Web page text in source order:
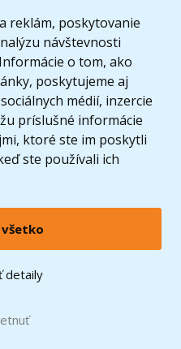
reklám, poskytovanie
návštevnosti
o tom, ako
poskytujeme aj
médií, inzercie
príslušné informácie
ktoré ste im poskytli
ste používali ich
detaily
známkami spoločnosti LEGO Group. ©
Group.
pre desktop
od